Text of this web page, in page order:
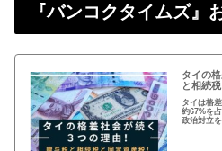
『バンコクタイムズ』
タイの
と相続
タイは格
約67%を
政治対立